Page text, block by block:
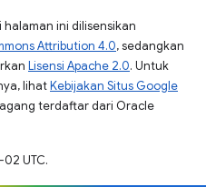
ini dilisensikan
Attribution 4.0, sedangkan
Lisensi Apache 2.0. Untuk
lihatKebijakan Situs Google
terdaftar dari Oracle
UTC.